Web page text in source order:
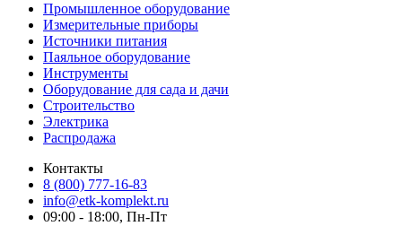
Промышленное оборудование
Измерительные приборы
Источники питания
Паяльное оборудование
Инструменты
Оборудование для сада и дачи
Строительство
Электрика
Распродажа
Контакты
8 (800) 777-16-83
info@etk-komplekt.ru
09:00 - 18:00, Пн-Пт